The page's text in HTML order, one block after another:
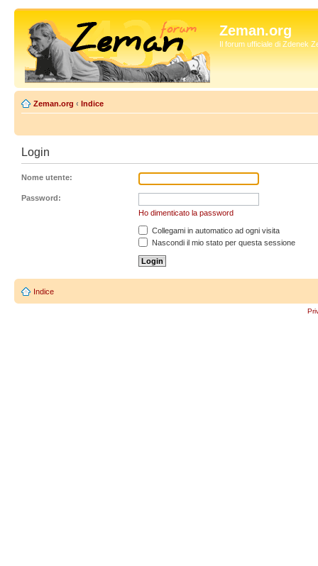
Zeman.org
Il forum ufficiale di Zdenek
Zeman.org ‹ Indice
Login
Nome utente:
Password:
Ho dimenticato la password
Collegami in automatico ad ogni visita
Nascondi il mio stato per questa sessione
Indice